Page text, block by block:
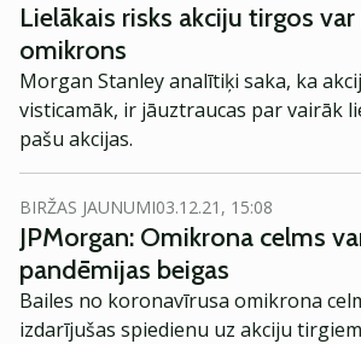
Lielākais risks akciju tirgos
omikrons
Morgan Stanley analītiķi saka, ka
visticamāk, ir jāuztraucas par vairāk
pašu akcijas.
BIRŽAS JAUNUMI03.12.21, 15:08
JPMorgan: Omikrona celms
pandēmijas beigas
Bailes no koronavīrusa omikrona
izdarījušas spiedienu uz akciju